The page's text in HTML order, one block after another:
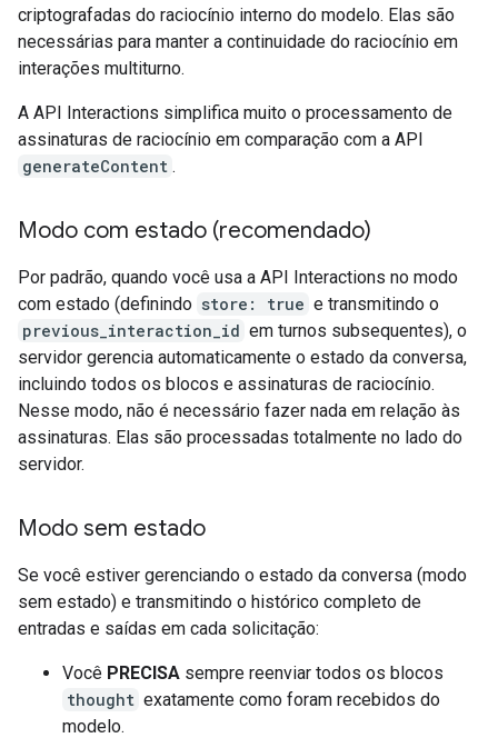
criptografadas do raciocínio interno do modelo. Elas são
necessárias para manter a continuidade do raciocínio em
interações multiturno.
A API Interactions simplifica muito o processamento de
assinaturas de raciocínio em comparação com a API
generateContent .
Modo com estado (recomendado)
Por padrão, quando você usa a API Interactions no modo
com estado (definindo store: true e transmitindo o
previous_interaction_id em turnos subsequentes), o
servidor gerencia automaticamente o estado da conversa,
incluindo todos os blocos e assinaturas de raciocínio.
Nesse modo, não é necessário fazer nada em relação às
assinaturas. Elas são processadas totalmente no lado do
servidor.
Modo sem estado
Se você estiver gerenciando o estado da conversa (modo
sem estado) e transmitindo o histórico completo de
entradas e saídas em cada solicitação:
Você PRECISA sempre reenviar todos os blocos
thought exatamente como foram recebidos do
modelo.